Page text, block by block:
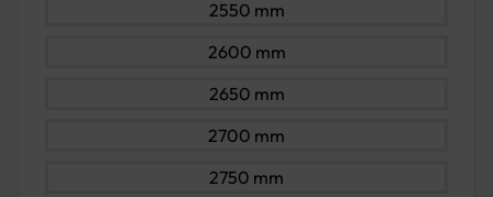
2550 mm
2600 mm
2650 mm
2700 mm
2750 mm